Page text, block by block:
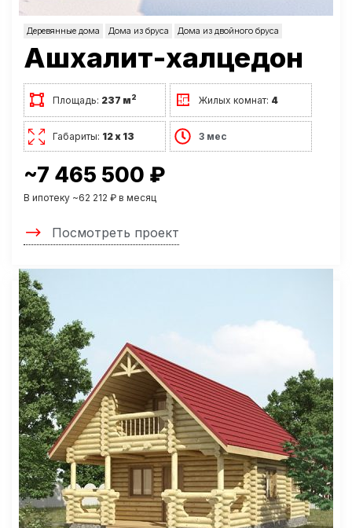
Деревянные дома Дома из бруса Дома из двойного бруса
Ашхалит-халцедон
Площадь: 237 м2 Жилых комнат: 4
Габариты: 12 х 13 3 мес
~7 465 500 ₽
В ипотеку ~62 212 ₽ в месяц
Посмотреть проект